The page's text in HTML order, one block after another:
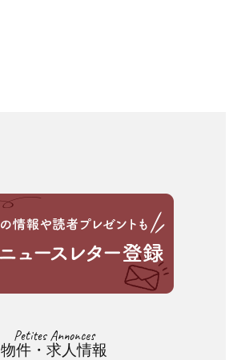
Petites Annonces
物件・求人情報